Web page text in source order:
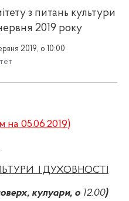
з питань культури
2019 року
2019, о 10:00
на 05.06.2019)
І ДУХОВНОСТІ
поверх, кулуари, о 12.00)